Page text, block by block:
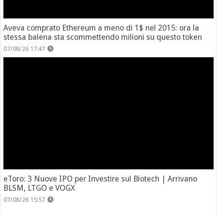
Aveva comprato Ethereum a meno di 1$ nel 2015: ora la
stessa balena sta scommettendo milioni su questo token
07/08/26 17:47
eToro: 3 Nuove IPO per Investire sul Biotech | Arrivano
BLSM, LTGO e VOGX
07/08/26 15:57